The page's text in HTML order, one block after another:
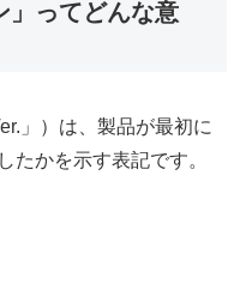
」ってどんな意
」）は、製品が最初に
たかを示す表記です。